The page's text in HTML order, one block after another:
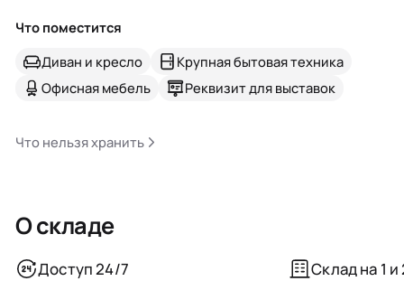
Что поместится
Диван и кресло
Крупная бытовая техника
Офисная мебель
Реквизит для выставок
Что нельзя хранить
О складе
Доступ 24/7
Склад на 1